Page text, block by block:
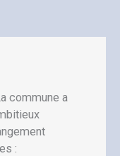
commune a
: